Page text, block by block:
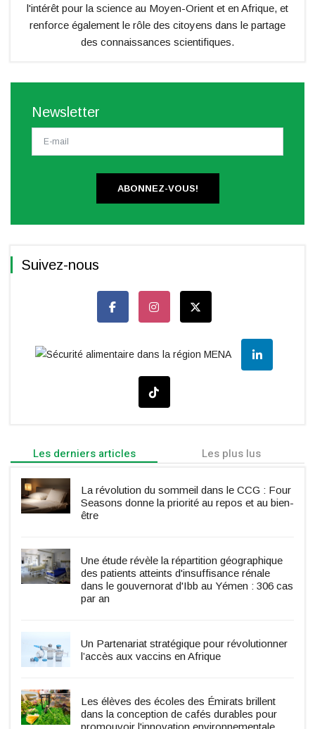
l'intérêt pour la science au Moyen-Orient et en Afrique, et
renforce également le rôle des citoyens dans le partage
des connaissances scientifiques.
Newsletter
ABONNEZ-VOUS!
Suivez-nous
Les derniers articles Les plus lus
La révolution du sommeil dans le CCG : Four
Seasons donne la priorité au repos et au bien-
être
Une étude révèle la répartition géographique
des patients atteints d'insuffisance rénale
dans le gouvernorat d'Ibb au Yémen : 306 cas
par an
Un Partenariat stratégique pour révolutionner
l’accès aux vaccins en Afrique
Les élèves des écoles des Émirats brillent
dans la conception de cafés durables pour
promouvoir l'innovation environnementale